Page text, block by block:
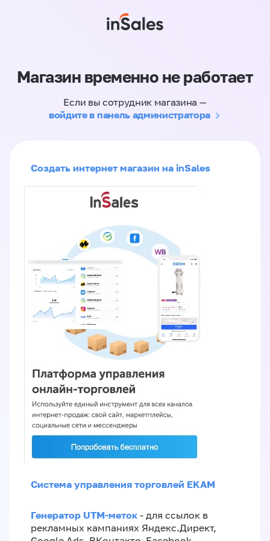
Магазин временно не работает
Если вы сотрудник магазина —
войдите в панель администратора
Создать интернет магазин на inSales
Система управления торговлей EKAM
Генератор UTM-меток - для ссылок в
рекламных кампаниях Яндекс.Директ,